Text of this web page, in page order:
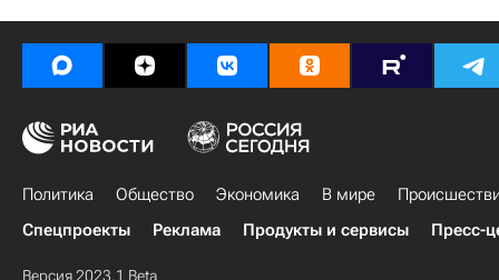
Политика Общество Экономика В мире
Спецпроекты
Реклама Продукты и сервисы Пресс-
Версия 2023.1 Beta